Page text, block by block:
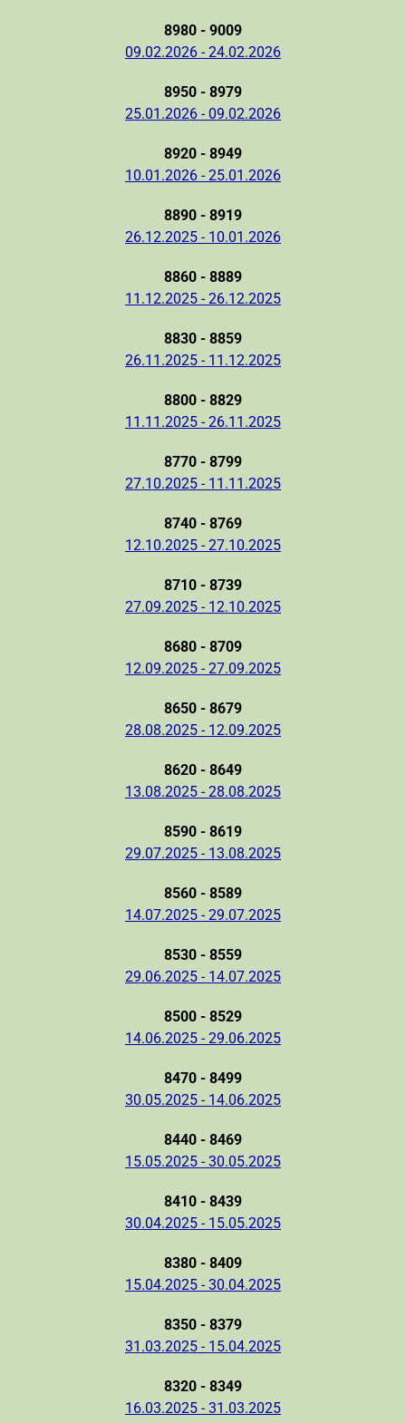
8980 - 9009
09.02.2026 - 24.02.2026
8950 - 8979
25.01.2026 - 09.02.2026
8920 - 8949
10.01.2026 - 25.01.2026
8890 - 8919
26.12.2025 - 10.01.2026
8860 - 8889
11.12.2025 - 26.12.2025
8830 - 8859
26.11.2025 - 11.12.2025
8800 - 8829
11.11.2025 - 26.11.2025
8770 - 8799
27.10.2025 - 11.11.2025
8740 - 8769
12.10.2025 - 27.10.2025
8710 - 8739
27.09.2025 - 12.10.2025
8680 - 8709
12.09.2025 - 27.09.2025
8650 - 8679
28.08.2025 - 12.09.2025
8620 - 8649
13.08.2025 - 28.08.2025
8590 - 8619
29.07.2025 - 13.08.2025
8560 - 8589
14.07.2025 - 29.07.2025
8530 - 8559
29.06.2025 - 14.07.2025
8500 - 8529
14.06.2025 - 29.06.2025
8470 - 8499
30.05.2025 - 14.06.2025
8440 - 8469
15.05.2025 - 30.05.2025
8410 - 8439
30.04.2025 - 15.05.2025
8380 - 8409
15.04.2025 - 30.04.2025
8350 - 8379
31.03.2025 - 15.04.2025
8320 - 8349
16.03.2025 - 31.03.2025